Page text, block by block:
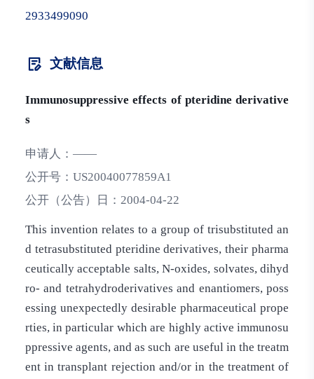
2933499090
文献信息
Immunosuppressive effects of pteridine derivative
s
申请人： ——
公开号： US20040077859A1
公开（公告）日： 2004-04-22
This invention relates to a group of trisubstituted an
d tetrasubstituted pteridine derivatives, their pharma
ceutically acceptable salts, N-oxides, solvates, dihyd
ro- and tetrahydroderivatives and enantiomers, poss
essing unexpectedly desirable pharmaceutical prope
rties, in particular which are highly active immunosu
ppressive agents, and as such are useful in the treatm
ent in transplant rejection and/or in the treatment of